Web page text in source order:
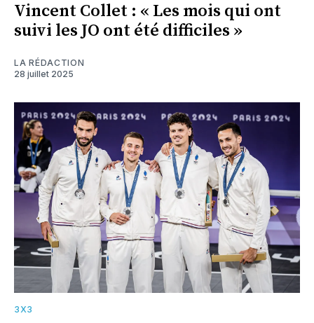
Vincent Collet : « Les mois qui ont
suivi les JO ont été difficiles »
LA RÉDACTION
28 juillet 2025
3X3